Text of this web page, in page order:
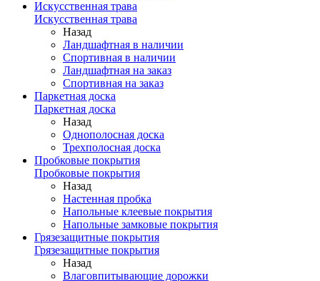
Искусственная трава
Искусственная трава
Назад
Ландшафтная в наличии
Спортивная в наличии
Ландшафтная на заказ
Спортивная на заказ
Паркетная доска
Паркетная доска
Назад
Однополосная доска
Трехполосная доска
Пробковые покрытия
Пробковые покрытия
Назад
Настенная пробка
Напольные клеевые покрытия
Напольные замковые покрытия
Грязезащитные покрытия
Грязезащитные покрытия
Назад
Влаговпитывающие дорожки